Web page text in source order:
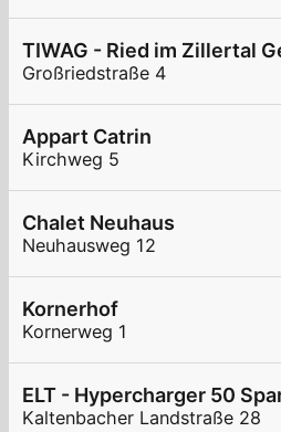
TIWAG - Ried im Zillertal
Großriedstraße 4
Appart Catrin
Kirchweg 5
Chalet Neuhaus
Neuhausweg 12
Kornerhof
Kornerweg 1
ELT - Hypercharger 50
Kaltenbacher Landstraße 28